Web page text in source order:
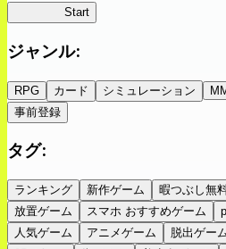
Start
ジャンル:
RPG カード シミュレーション
事前登録
タグ:
ランキング 新作ゲーム 暇つぶし無
放置ゲーム
スマホ おすすめゲーム
人気ゲーム
アニメゲーム 脱出ゲー